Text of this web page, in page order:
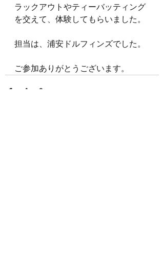
ラックアウトやティーバッティング
を交えて、体験してもらいました。
担当は、浦安ドルフィンズでした。
ご参加ありがとうございます。